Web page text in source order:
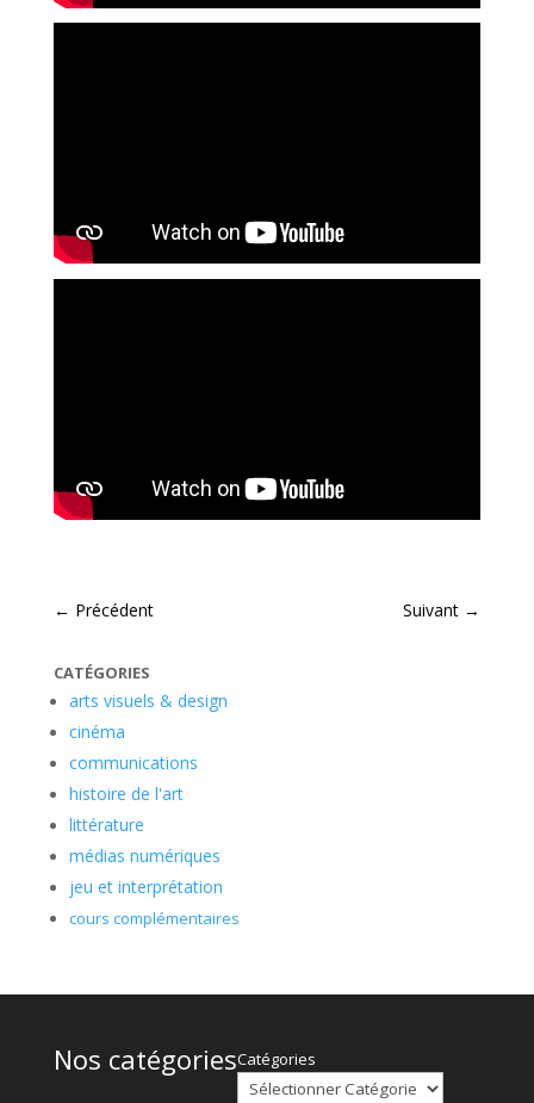
← Précédent Suivant →
CATÉGORIES
arts visuels & design
cinéma
communications
histoire de l'art
littérature
médias numériques
jeu et interprétation
cours complémentaires
Nos catégoriesCatégories